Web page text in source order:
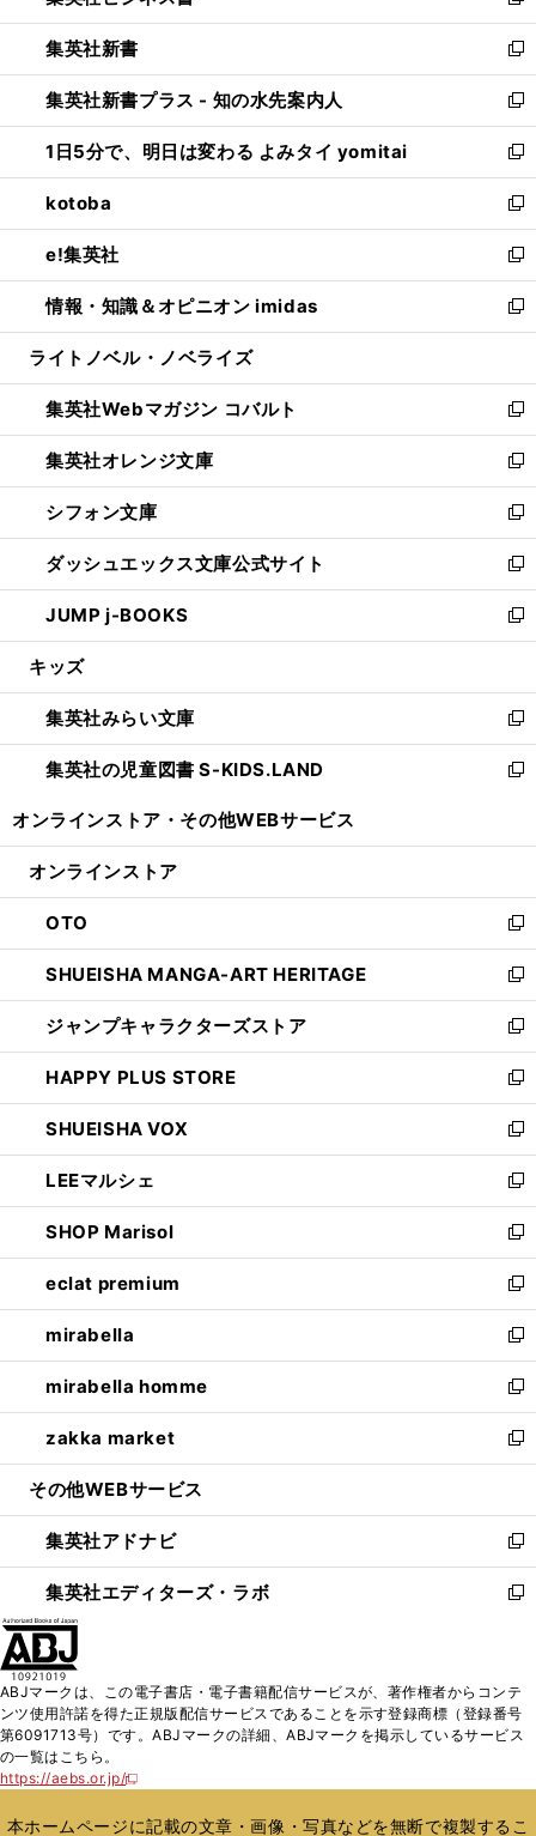
開
く
ウ
で
開
く
ウ
ィ
ン
ド
ウ
で
開
く
し
い
ウ
ィ
ン
ド
ウ
で
開
く
集英社新書
新
し
い
ウ
ィ
ン
ド
ウ
で
開
く
集英社新書プラス - 知の水先案内人
新
し
い
ウ
ィ
ン
ド
ウ
で
開
1日5分で、明日は変わる よみタイ yomitai
新
し
い
ウ
ィ
ン
ド
ウ
開
く
kotoba
新
し
い
ウ
ィ
ン
ウ
で
開
く
e!集英社
新
し
い
ウ
ン
ド
ウ
で
開
く
情報・知識＆オピニオン imidas
新
し
ウ
ィ
ン
ド
ウ
で
開
く
ライトノベル・ノベライズ
集英社Webマガジン コバルト
新
し
い
ウ
ィ
ン
ド
ウ
で
開
集英社オレンジ文庫
新
し
い
ウ
ィ
ン
ド
ウ
開
く
シフォン文庫
新
し
い
ウ
ィ
ン
ウ
で
開
く
ダッシュエックス文庫公式サイト
新
し
い
ウ
ン
ド
ウ
で
JUMP j-BOOKS
新
し
ウ
ィ
ン
ド
開
キッズ
集英社みらい文庫
新
し
い
ン
ウ
で
開
く
集英社の児童図書 S-KIDS.LAND
新
ウ
ン
ド
ウ
で
開
く
オンラインストア・ その他WEBサービス
オンラインストア
OTO
新
し
い
ウ
ィ
ン
ド
ウ
で
開
く
SHUEISHA MANGA-ART HERITAGE
新
し
い
ウ
ィ
ン
ド
ウ
で
開
く
ジャンプキャラクターズストア
新
し
い
ウ
ィ
ン
ド
ウ
で
開
く
HAPPY PLUS STORE
新
し
い
ウ
ィ
ン
ド
ウ
で
開
く
SHUEISHA VOX
新
し
い
ウ
ィ
ン
ド
ウ
で
開
く
LEEマルシェ
新
し
い
ウ
ィ
ン
ド
ウ
で
開
く
SHOP Marisol
新
し
い
ウ
ィ
ン
ド
ウ
で
開
eclat premium
新
し
い
ウ
ィ
ン
ド
ウ
開
く
mirabella
新
し
い
ウ
ィ
ン
ウ
で
開
く
mirabella homme
新
し
い
ウ
ン
ド
ウ
で
zakka market
新
し
ウ
ィ
ン
ド
く
その他WEBサービス
集英社アドナビ
新
し
い
ド
ウ
で
集英社エディターズ・ラボ
新
ィ
ン
ド
開
ABJマークは、この電子書店・電子書籍配信サービスが、著作権者からコンテ
ンツ使用許諾を得た正規版配信サービスであることを示す登録商標（登録番号
第6091713号）です。ABJマークの詳細、ABJマークを掲示しているサービス
の一覧はこちら。
https://aebs.or.jp/
新
い
本ホームページに記載の文章・画像・写真などを無断で複製するこ